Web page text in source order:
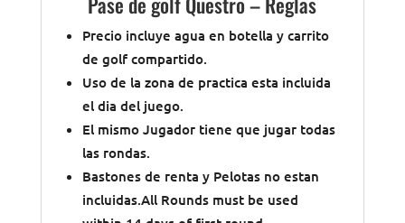
Precio incluye agua en botella y carrito
de golf compartido.
Uso de la zona de practica esta incluida
el dia del juego.
El mismo Jugador tiene que jugar todas
las rondas.
Bastones de renta y Pelotas no estan
incluidas.All Rounds must be used